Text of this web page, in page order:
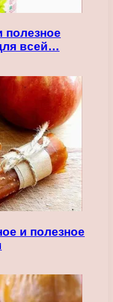
всей…
и полезное